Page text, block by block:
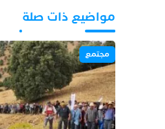
مواضيع ذات صلة
مجتمع